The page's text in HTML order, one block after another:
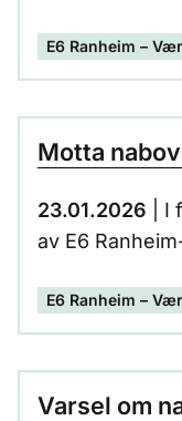
tirsdag,
E6 Ranheim –
Motta
23.01.2026 | I
av E6
av støy, støv
E6 Ranheim –
Varsel om